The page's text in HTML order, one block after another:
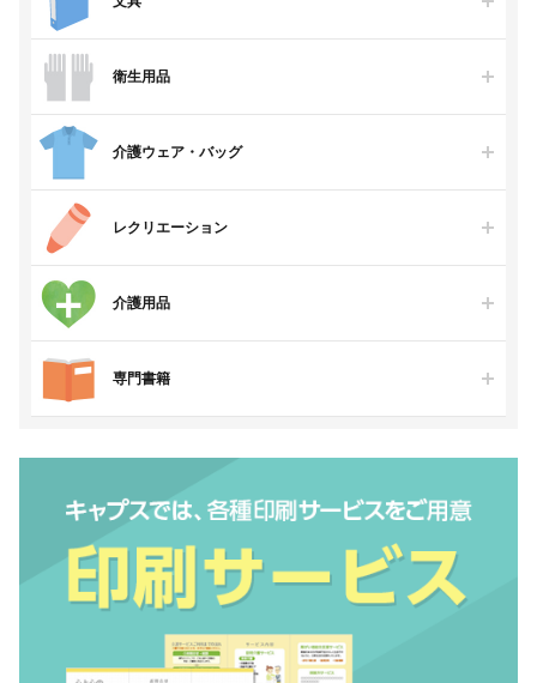
衛生用品
介護ウェア・バッグ
レクリエーション
介護用品
専門書籍